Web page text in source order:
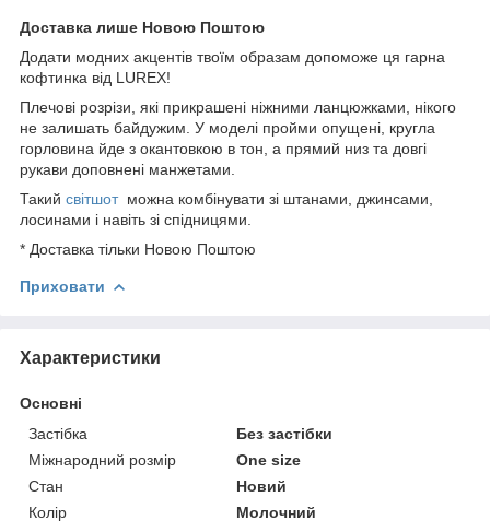
Доставка лише Новою Поштою
Додати модних акцентів твоїм образам допоможе ця гарна
кофтинка від LUREX!
Плечові розрізи, які прикрашені ніжними ланцюжками, нікого
не залишать байдужим. У моделі пройми опущені, кругла
горловина йде з окантовкою в тон, а прямий низ та довгі
рукави доповнені манжетами.
Такий світшот можна комбінувати зі штанами, джинсами,
лосинами і навіть зі спідницями.
* Доставка тільки Новою Поштою
Приховати
Характеристики
Основні
Застібка
Без застібки
Міжнародний розмір
One size
Стан
Новий
Колір
Молочний